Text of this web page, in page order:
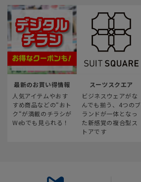
最新のお買い得情報
人気アイテムやおす
すめ商品などの“おト
ク“が満載のチラシが
Webでも見られる！
スーツスクエア
ビジネスウェアがな
んでも揃う、4つのブ
ランドが一体となっ
た新感覚の複合型ス
トアです